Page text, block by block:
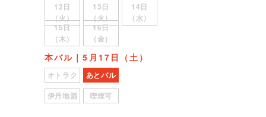
12日
（火）
13日
（火）
14日
（水）
15日
（木）
16日
（金）
本バル｜5月17日（土）
オトラク
あとバル
伊丹地酒
喫煙可